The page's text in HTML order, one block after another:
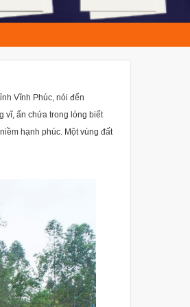
Vĩnh Phúc, nói đến
vĩ, ẩn chứa trong lòng biết
hạnh phúc. Một vùng đất